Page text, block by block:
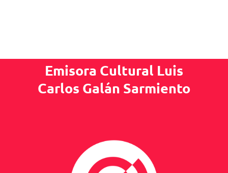
Emisora Cultural Luis
Carlos Galán Sarmiento